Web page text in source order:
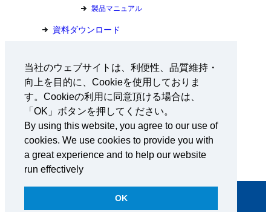
当社のウェブサイトは、利便性、品質維持・
向上を目的に、Cookieを使用しておりま
す。Cookieの利用に同意頂ける場合は、
「OK」ボタンを押してください。
By using this website, you agree to our use of
cookies. We use cookies to provide you with
a great experience and to help our website
run effectively
OK
製品マニュアル
資料ダウンロード
会社情報
採用情報
ニュース
東京都宝島チャレンジプロジェクト
コンプライアンス